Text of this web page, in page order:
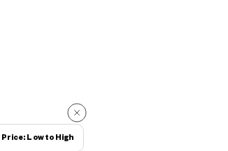
Price: Low to High